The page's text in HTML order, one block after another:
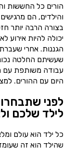
הורים כל החששות
והילדים, הם
בצורה הרבה יותר
יכולה להיות אירוע
הגננות. אחרי
שעשיתם החלטה
עבודה משותפת עם
היום עם ההורים.
לפני שתבחרו
לילד שלכם
כל ילד הוא עולם
שהילד הוא זה